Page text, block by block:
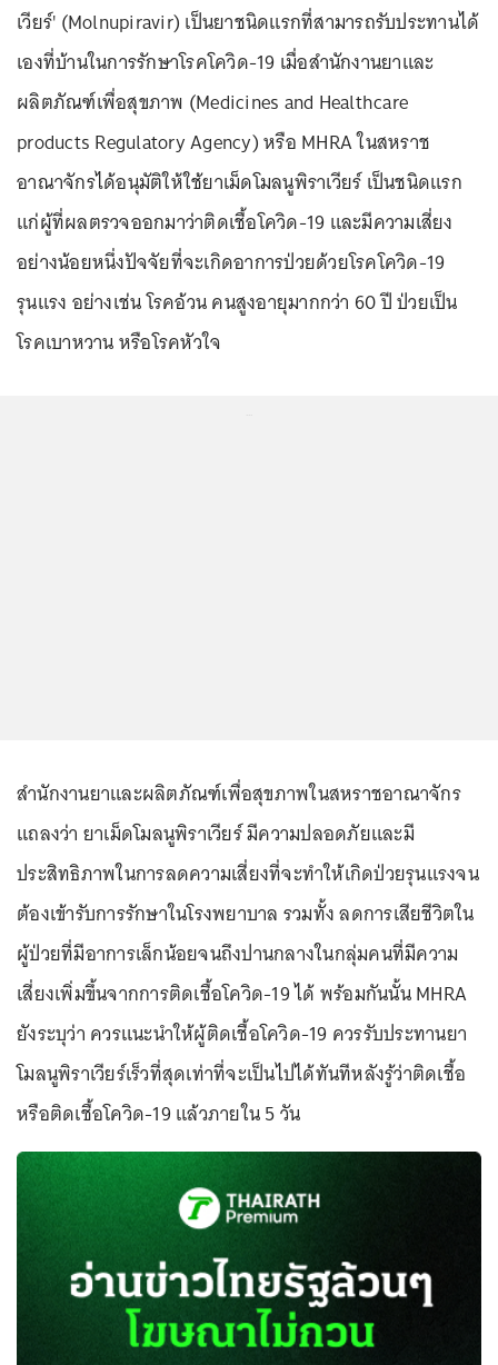
เวียร์' (Molnupiravir) เป็นยาชนิดแรกที่สามารถรับประทานได้
เองที่บ้านในการรักษาโรคโควิด-19 เมื่อสำนักงานยาและ
ผลิตภัณฑ์เพื่อสุขภาพ (Medicines and Healthcare
products Regulatory Agency) หรือ MHRA ในสหราช
อาณาจักรได้อนุมัติให้ใช้ยาเม็ดโมลนูพิราเวียร์ เป็นชนิดแรก
แก่ผู้ที่ผลตรวจออกมาว่าติดเชื้อโควิด-19 และมีความเสี่ยง
อย่างน้อยหนึ่งปัจจัยที่จะเกิดอาการป่วยด้วยโรคโควิด-19
รุนแรง อย่างเช่น โรคอ้วน คนสูงอายุมากกว่า 60 ปี ป่วยเป็น
โรคเบาหวาน หรือโรคหัวใจ
สำนักงานยาและผลิตภัณฑ์เพื่อสุขภาพในสหราชอาณาจักร
แถลงว่า ยาเม็ดโมลนูพิราเวียร์ มีความปลอดภัยและมี
ประสิทธิภาพในการลดความเสี่ยงที่จะทำให้เกิดป่วยรุนแรงจน
ต้องเข้ารับการรักษาในโรงพยาบาล รวมทั้ง ลดการเสียชีวิตใน
ผู้ป่วยที่มีอาการเล็กน้อยจนถึงปานกลางในกลุ่มคนที่มีความ
เสี่ยงเพิ่มขึ้นจากการติดเชื้อโควิด-19 ได้ พร้อมกันนั้น MHRA
ยังระบุว่า ควรแนะนำให้ผู้ติดเชื้อโควิด-19 ควรรับประทานยา
โมลนูพิราเวียร์เร็วที่สุดเท่าที่จะเป็นไปได้ทันทีหลังรู้ว่าติดเชื้อ
หรือติดเชื้อโควิด-19 แล้วภายใน 5 วัน